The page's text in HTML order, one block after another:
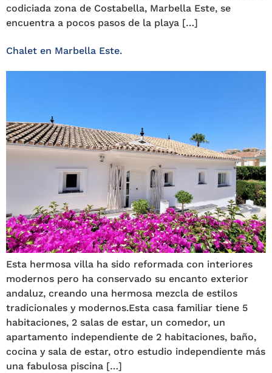
codiciada zona de Costabella, Marbella Este, se
encuentra a pocos pasos de la playa […]
Chalet en Marbella Este.
Esta hermosa villa ha sido reformada con interiores
modernos pero ha conservado su encanto exterior
andaluz, creando una hermosa mezcla de estilos
tradicionales y modernos.Esta casa familiar tiene 5
habitaciones, 2 salas de estar, un comedor, un
apartamento independiente de 2 habitaciones, baño,
cocina y sala de estar, otro estudio independiente más
una fabulosa piscina […]